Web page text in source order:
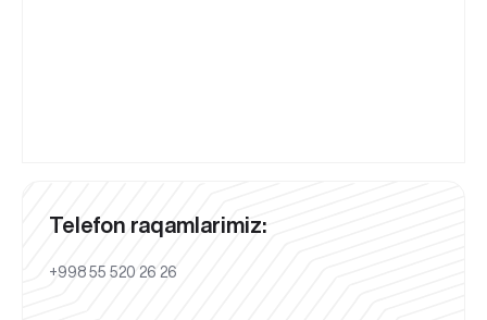
Telefon raqamlarimiz:
+998 55 520 26 26